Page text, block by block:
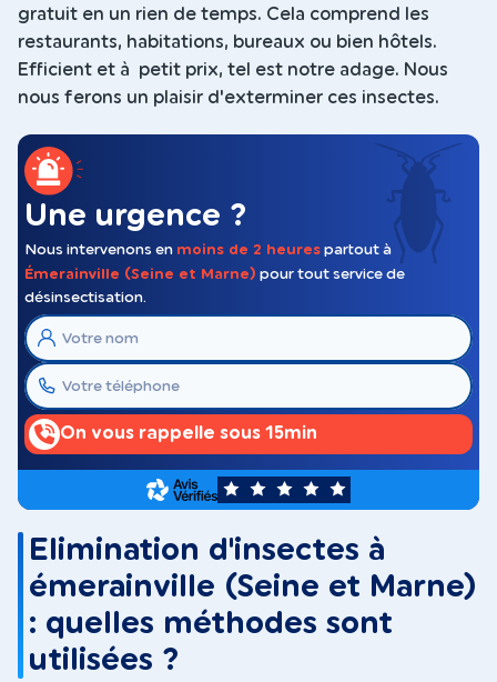
gratuit en un rien de temps. Cela comprend les
restaurants, habitations, bureaux ou bien hôtels.
Efficient et à petit prix, tel est notre adage. Nous
nous ferons un plaisir d'exterminer ces insectes.
Une urgence ?
Nous intervenons en moins de 2 heures partout à
Émerainville (Seine et Marne) pour tout service de
désinsectisation.
On vous rappelle sous 15min
5
Elimination d'insectes à
émerainville (Seine et Marne)
: quelles méthodes sont
utilisées ?